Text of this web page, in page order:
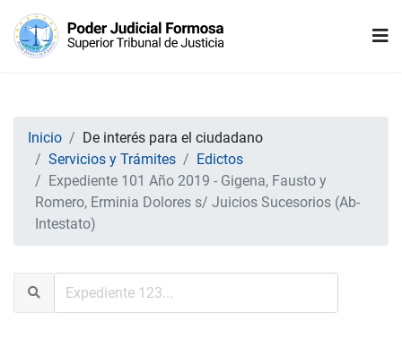
Inicio
De interés para el ciudadano
Servicios y Trámites
Edictos
Expediente 101 Año 2019 - Gigena, Fausto y
Romero, Erminia Dolores s/ Juicios Sucesorios (Ab-
Intestato)